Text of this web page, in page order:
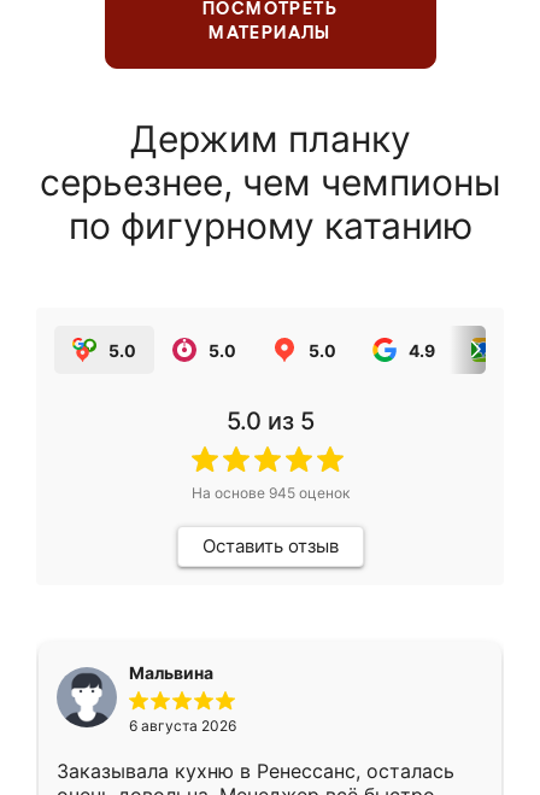
ПОСМОТРЕТЬ
МАТЕРИАЛЫ
Держим планку
серьезнее, чем чемпионы
по фигурному катанию
5.0 5.0 5.0 4.9
5.0 из 5
На основе 945оценок
Оставить отзыв
Мальвина
6 августа 2026
Заказывала кухню в Ренессанс, осталась